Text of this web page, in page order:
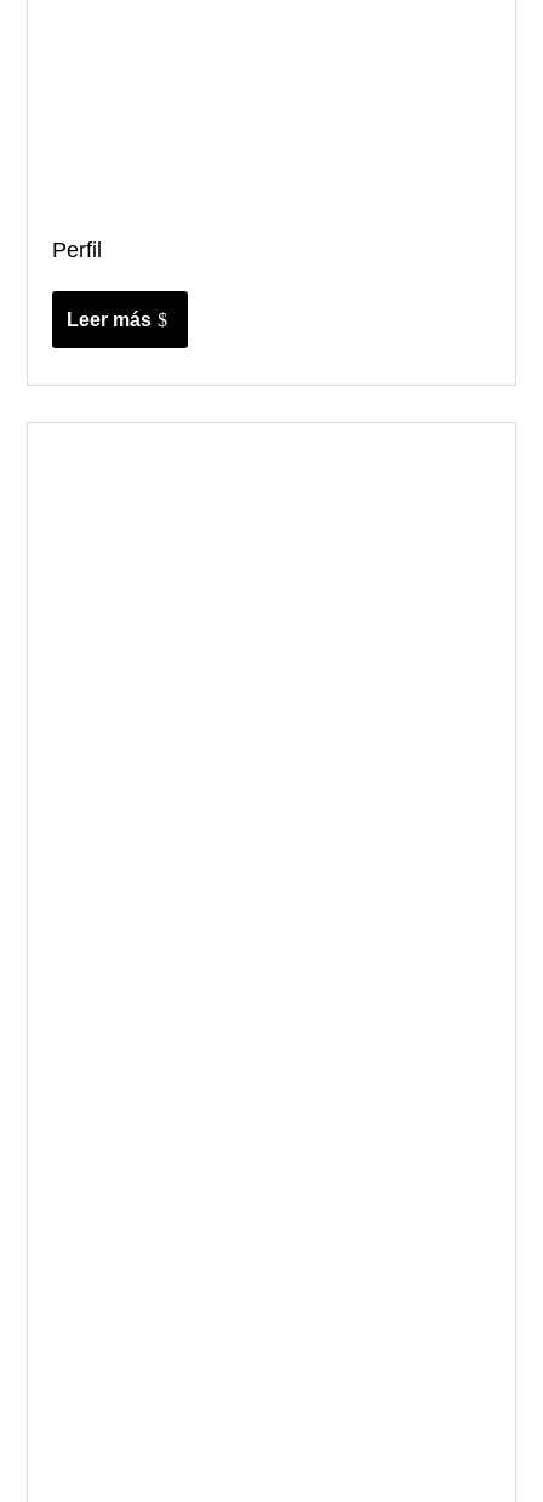
Perfil
Leer más